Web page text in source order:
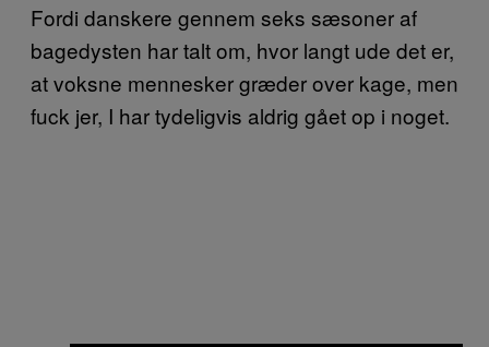
Fordi danskere gennem seks sæsoner af
bagedysten har talt om, hvor langt ude det er,
at voksne mennesker græder over kage, men
fuck jer, I har tydeligvis aldrig gået op i noget.